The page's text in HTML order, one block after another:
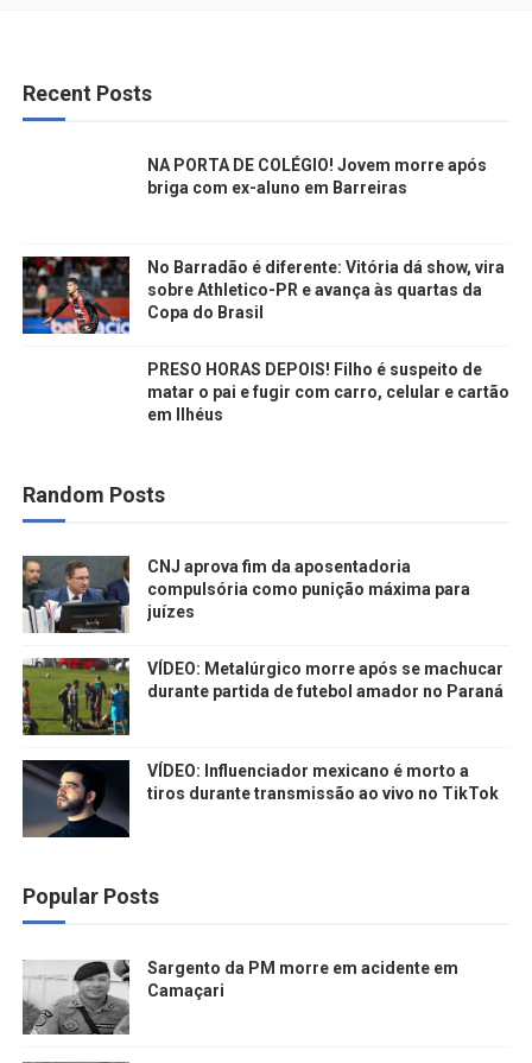
Recent Posts
NA PORTA DE COLÉGIO! Jovem morre após
briga com ex-aluno em Barreiras
No Barradão é diferente: Vitória dá show, vira
sobre Athletico-PR e avança às quartas da
Copa do Brasil
PRESO HORAS DEPOIS! Filho é suspeito de
matar o pai e fugir com carro, celular e cartão
em Ilhéus
Random Posts
CNJ aprova fim da aposentadoria
compulsória como punição máxima para
juízes
VÍDEO: Metalúrgico morre após se machucar
durante partida de futebol amador no Paraná
VÍDEO: Influenciador mexicano é morto a
tiros durante transmissão ao vivo no TikTok
Popular Posts
Sargento da PM morre em acidente em
Camaçari